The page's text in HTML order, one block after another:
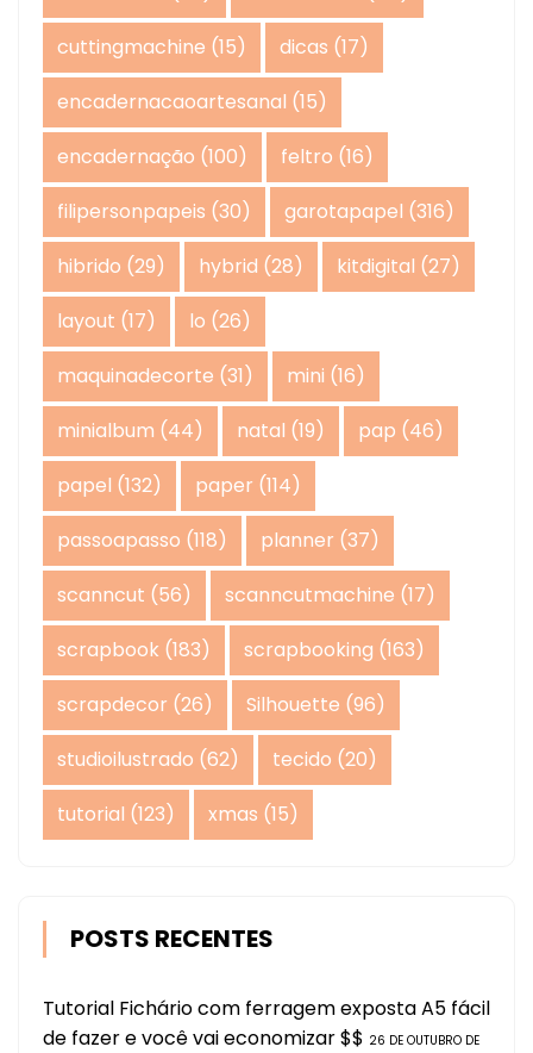
cuttingmachine (15) dicas (17)
encadernacaoartesanal (15)
encadernação (100) feltro (16)
filipersonpapeis (30) garotapapel (316)
hibrido (29) hybrid (28) kitdigital (27)
layout (17) lo (26)
maquinadecorte (31) mini (16)
minialbum (44) natal (19) pap (46)
papel (132) paper (114)
passoapasso (118) planner (37)
scanncut (56) scanncutmachine (17)
scrapbook (183) scrapbooking (163)
scrapdecor (26) Silhouette (96)
studioilustrado (62) tecido (20)
tutorial (123) xmas (15)
POSTS RECENTES
Tutorial Fichário com ferragem exposta A5 fácil
de fazer e você vai economizar $$ 26 DE OUTUBRO DE